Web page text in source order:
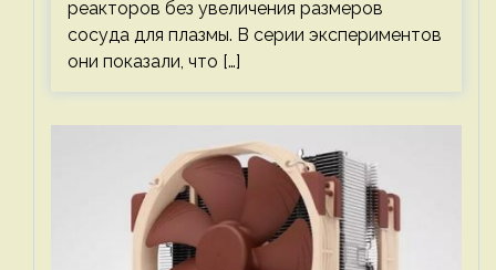
реакторов без увеличения размеров
сосуда для плазмы. В серии экспериментов
они показали, что […]